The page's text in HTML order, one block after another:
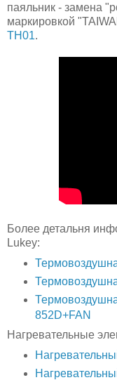
паяльник - замена
маркировкой
TH01.
Более детальня
Lukey:
852D+FAN
Нагревательные